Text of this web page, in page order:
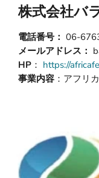
株式会社バ
電話番号： 06-
メールアドレス：
HP ： https://
事業内容 ：アフリ